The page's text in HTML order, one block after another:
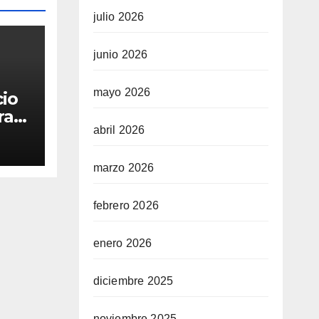
julio 2026
junio 2026
mayo 2026
abril 2026
marzo 2026
febrero 2026
enero 2026
diciembre 2025